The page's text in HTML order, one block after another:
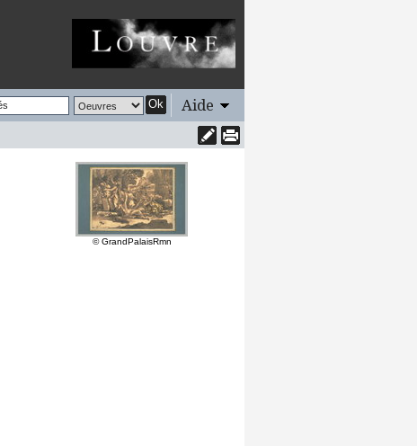
Ok Aide
© GrandPalaisRmn